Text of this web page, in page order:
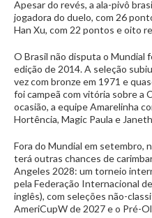
Apesar do revés, a ala-pivô
jogadora do duelo, com 26
Han Xu, com 22 pontos e oito
O Brasil não disputa o Mundial
edição de 2014. A seleção
vez com bronze em 1971 e
foi campeã com vitória sobre a
ocasião, a equipe Amarelinha
Hortência, Magic Paula e
Fora do Mundial em setembro,
terá outras chances de
Angeles 2028: um torneio
pela Federação Internacional
inglês), com seleções não-
AmeriCupW de 2027 e o Pré-